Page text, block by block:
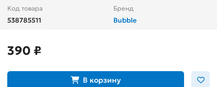
Код товара
538785511
Бренд
Bubble
390 ₽
В корзину